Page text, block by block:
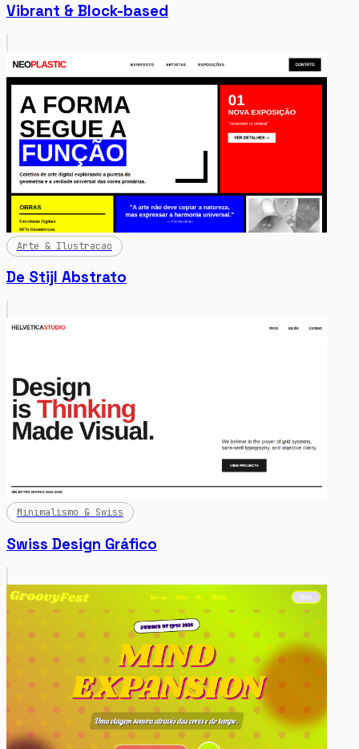
Vibrant & Block-based
Arte & Ilustracao
De Stijl Abstrato
Minimalismo & Swiss
Swiss Design Gráfico